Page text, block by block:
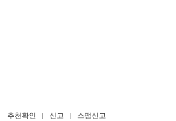
추천확인 신고 스팸신고